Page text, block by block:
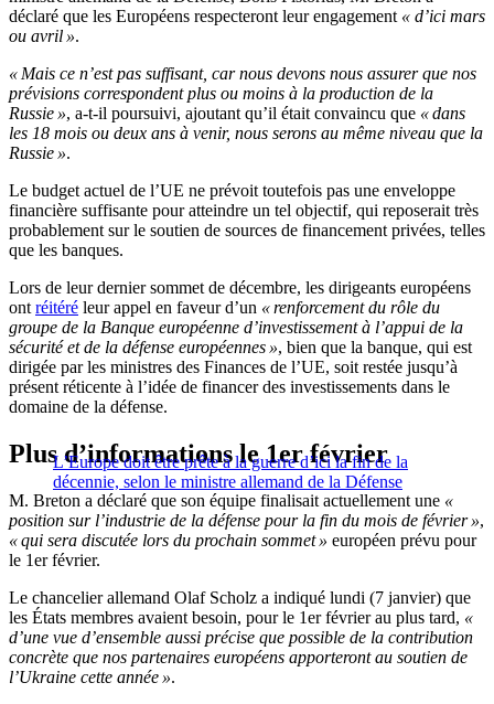
déclaré que les Européens respecteront leur engagement « d’ici mars
ou avril ».
« Mais ce n’est pas suffisant, car nous devons nous assurer que nos
prévisions correspondent plus ou moins à la production de la
Russie », a-t-il poursuivi, ajoutant qu’il était convaincu que « dans
les 18 mois ou deux ans à venir, nous serons au même niveau que la
Russie ».
Le budget actuel de l’UE ne prévoit toutefois pas une enveloppe
financière suffisante pour atteindre un tel objectif, qui reposerait très
probablement sur le soutien de sources de financement privées, telles
que les banques.
Lors de leur dernier sommet de décembre, les dirigeants européens
ont réitéré leur appel en faveur d’un « renforcement du rôle du
groupe de la Banque européenne d’investissement à l’appui de la
sécurité et de la défense européennes », bien que la banque, qui est
dirigée par les ministres des Finances de l’UE, soit restée jusqu’à
présent réticente à l’idée de financer des investissements dans le
domaine de la défense.
L’Europe doit être prête à la guerre d’ici la fin de la
décennie, selon le ministre allemand de la Défense
Plus d’informations le 1er février
M. Breton a déclaré que son équipe finalisait actuellement une «
position sur l’industrie de la défense pour la fin du mois de février »,
« qui sera discutée lors du prochain sommet » européen prévu pour
le 1er février.
Le chancelier allemand Olaf Scholz a indiqué lundi (7 janvier) que
les États membres avaient besoin, pour le 1er février au plus tard, «
d’une vue d’ensemble aussi précise que possible de la contribution
concrète que nos partenaires européens apporteront au soutien de
l’Ukraine cette année ».